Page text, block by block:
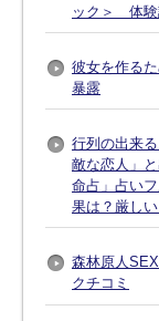
ック＞ 体験
彼女を作る
暴露
行列の出来
敵な恋人」
命占」占い
果は？厳し
森林原人
クチコミ